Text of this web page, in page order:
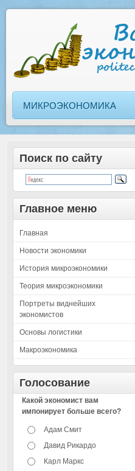
МИКРОЭКОНОМИКА
Поиск по сайту
Главное меню
Главная
Новости экономики
История микроэкономики
Теория микроэкономики
Портреты виднейших
экономистов
Основы логистики
Макроэкономика
Голосование
Какой экономист вам
импонирует больше всего?
Адам Смит
Давид Рикардо
Карл Маркс